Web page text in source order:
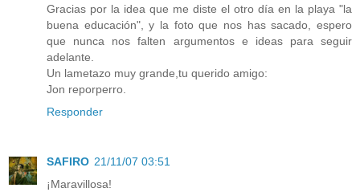
Gracias por la idea que me diste el otro día en la playa "la
buena educación", y la foto que nos has sacado, espero
que nunca nos falten argumentos e ideas para seguir
adelante.
Un lametazo muy grande,tu querido amigo:
Jon reporperro.
Responder
SAFIRO 21/11/07 03:51
¡Maravillosa!